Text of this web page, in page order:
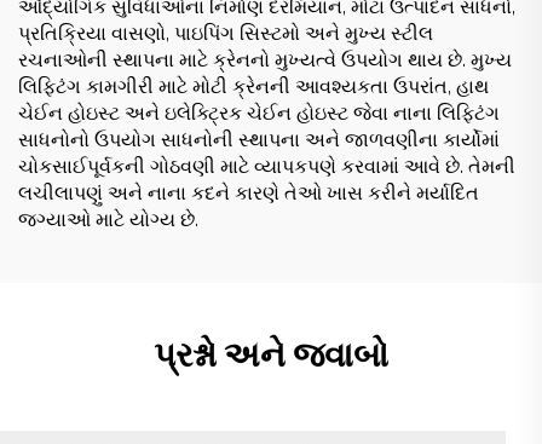
ઔદ્યોગિક સુવિધાઓના નિર્માણ દરમિયાન, મોટા ઉત્પાદન સાધનો,
પ્રતિક્રિયા વાસણો, પાઇપિંગ સિસ્ટમો અને મુખ્ય સ્ટીલ
રચનાઓની સ્થાપના માટે ક્રેનનો મુખ્યત્વે ઉપયોગ થાય છે. મુખ્ય
લિફ્ટિંગ કામગીરી માટે મોટી ક્રેનની આવશ્યકતા ઉપરાંત, હાથ
ચેઈન હોઇસ્ટ અને ઇલેક્ટ્રિક ચેઈન હોઇસ્ટ જેવા નાના લિફ્ટિંગ
સાધનોનો ઉપયોગ સાધનોની સ્થાપના અને જાળવણીના કાર્યોમાં
ચોકસાઈપૂર્વકની ગોઠવણી માટે વ્યાપકપણે કરવામાં આવે છે. તેમની
લચીલાપણું અને નાના કદને કારણે તેઓ ખાસ કરીને મર્યાદિત
જગ્યાઓ માટે યોગ્ય છે.
પ્રશ્નો અને જવાબો